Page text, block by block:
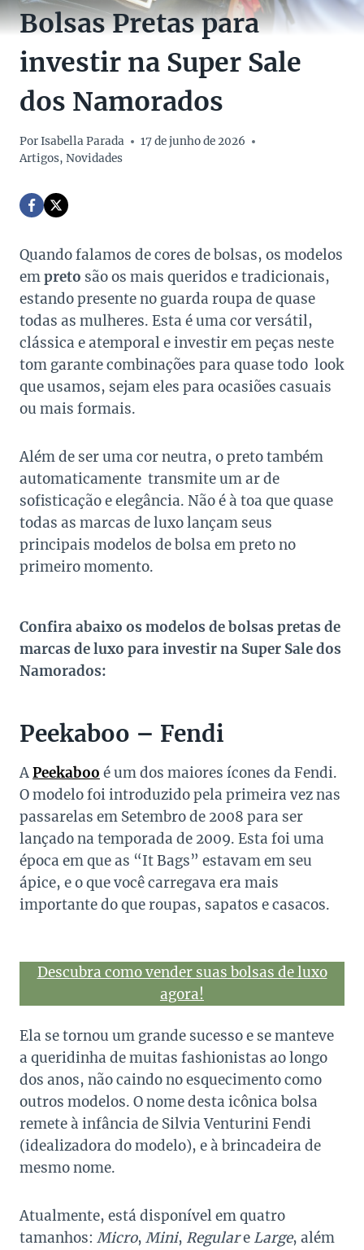
Bolsas Pretas para
investir na Super Sale
dos Namorados
PorIsabella Parada
17 de junho de 2026
Artigos, Novidades
Quando falamos de cores de bolsas, os modelos
empreto são os mais queridos e tradicionais,
estando presente no guarda roupa de quase
todas as mulheres. Esta é uma cor versátil,
clássica e atemporal e investir em peças neste
tom garante combinações para quase todo look
que usamos, sejam eles para ocasiões casuais
ou mais formais.
Além de ser uma cor neutra, o preto também
automaticamente transmite um ar de
sofisticação e elegância. Não é à toa que quase
todas as marcas de luxo lançam seus
principais modelos de bolsa em preto no
primeiro momento.
Confira abaixo os modelos de bolsas pretas de
marcas de luxo para investir na Super Sale dos
Namorados:
Peekaboo – Fendi
APeekaboo é um dos maiores ícones da Fendi.
O modelo foi introduzido pela primeira vez nas
passarelas em Setembro de 2008 para ser
lançado na temporada de 2009. Esta foi uma
época em que as “It Bags” estavam em seu
ápice, e o que você carregava era mais
importante do que roupas, sapatos e casacos.
Descubra como vender suas bolsas de luxo
agora!
Ela se tornou um grande sucesso e se manteve
a queridinha de muitas fashionistas ao longo
dos anos, não caindo no esquecimento como
outros modelos. O nome desta icônica bolsa
remete à infância de Silvia Venturini Fendi
(idealizadora do modelo), e à brincadeira de
mesmo nome.
Atualmente, está disponível em quatro
tamanhos: Micro, Mini, Regulare Large, além